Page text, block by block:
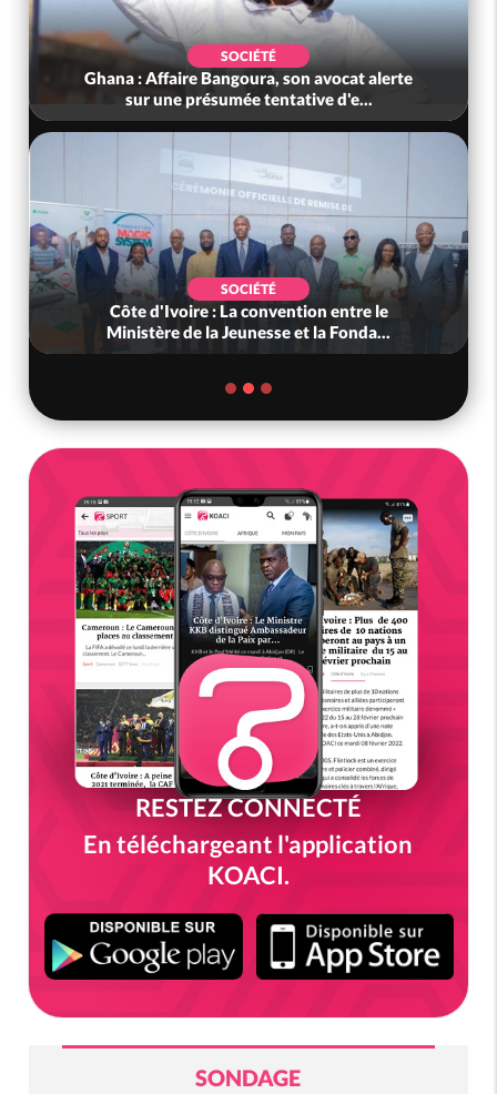
SOCIÉTÉ
Ghana : Affaire Bangoura, son avocat alerte
sur une présumée tentative d'e...
SOCIÉTÉ
Côte d'Ivoire : La convention entre le
Ministère de la Jeunesse et la Fonda...
RESTEZ CONNECTÉ
En téléchargeant l'application
KOACI.
SONDAGE